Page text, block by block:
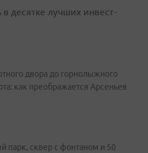
десятке лучших инвест-
двора до горнолыжного
как преображается Арсеньев
парк, сквер с фонтаном и 50